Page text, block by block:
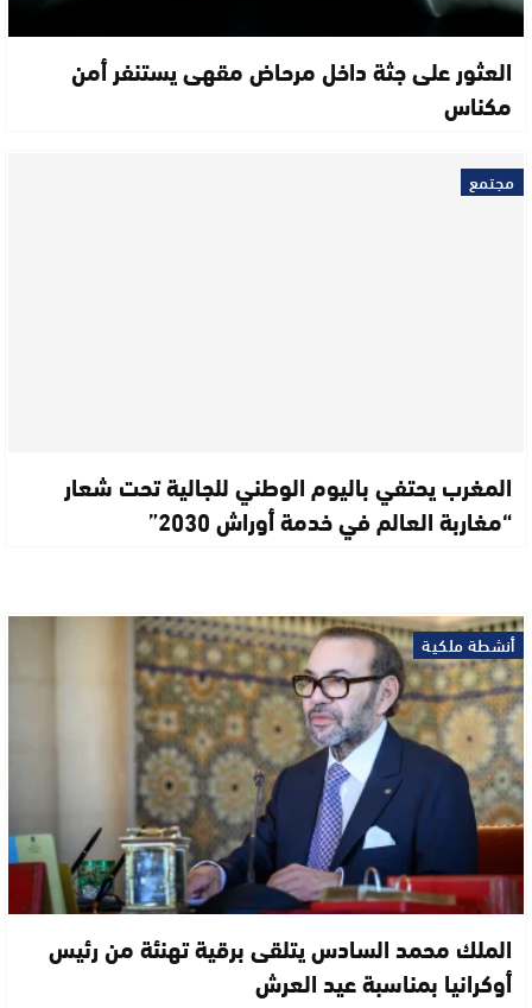
العثور على جثة داخل مرحاض مقهى يستنفر أمن
مكناس
مجتمع
المغرب يحتفي باليوم الوطني للجالية تحت شعار
“مغاربة العالم في خدمة أوراش 2030”
أنشطة ملكية
الملك محمد السادس يتلقى برقية تهنئة من رئيس
أوكرانيا بمناسبة عيد العرش